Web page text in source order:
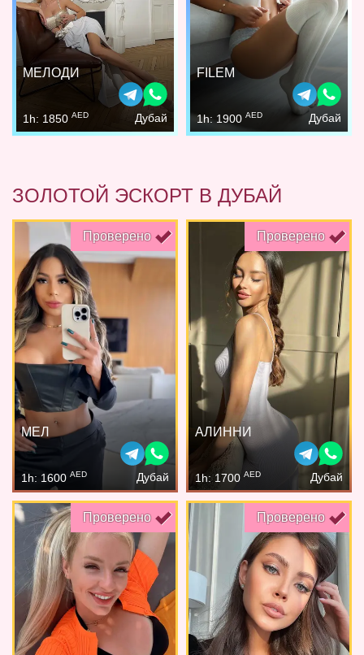
МЕЛОДИ
1h: 1850 AED Дубай
FILEM
1h: 1900 AED Дубай
ЗОЛОТОЙ ЭСКОРТ В ДУБАЙ
Проверено
МЕЛ
1h: 1600 AED Дубай
Проверено
АЛИННИ
1h: 1700 AED Дубай
Проверено Проверено